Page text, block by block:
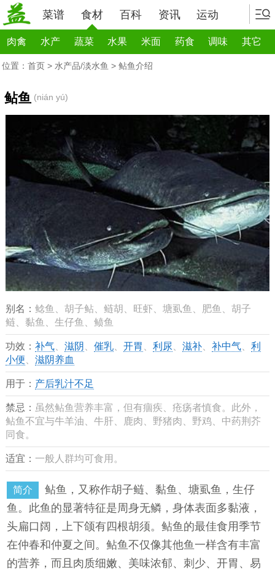
菜谱 食材 百科 资讯 运动
肉禽 水产 蔬菜 水果 米面 药食 调味 其它
位置： 首页 > 水产品/淡水鱼 > 鲇鱼介绍
鲇鱼 (nián yú)
别名： 鲶鱼、胡子鲇、鲢胡、旺虾、塘虱鱼、肥鱼、胡子
鲢、黏鱼、生仔鱼、鲼鱼
功效： 补气、 滋阴 催乳、 开胃 利尿 滋补、 补中气、 利
小便
滋阴养血
用于： 产后乳汁不足
禁忌： 虽然鲇鱼营养丰富，但有痼疾、疮疡者慎食。此外，
鲇鱼不宜与牛羊油、牛肝、鹿肉、野猪肉、野鸡、中药荆芥
同食。
适宜： 一般人群均可食用。
简介
鲇鱼，又称作胡子鲢、黏鱼、塘虱鱼，生仔
鱼。此鱼的显著特征是周身无鳞，身体表面多黏液，
头扁口阔，上下颌有四根胡须。鲇鱼的最佳食用季节
在仲春和仲夏之间。鲇鱼不仅像其他鱼一样含有丰富
的营养，而且肉质细嫩、美味浓郁、刺少、开胃、易